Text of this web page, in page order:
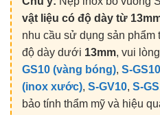
vật liệu có độ dày từ
nhu cầu sử dụng sản
độ dày dưới 13mm, vui
GS10 (vàng bóng), S-
(inox xước), S-GV10, S-
bảo tính thẩm mỹ và hiệu